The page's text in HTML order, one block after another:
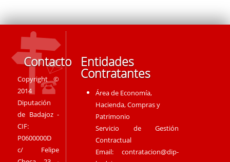
Contacto
Copyright ©
2014
Diputación
de Badajoz -
CIF:
P0600000D
c/ Felipe
Entidades
Contratantes
Área de Economía,
Hacienda, Compras y
Patrimonio
Servicio de Gestión
Contractual
Email:contratacion@dip-